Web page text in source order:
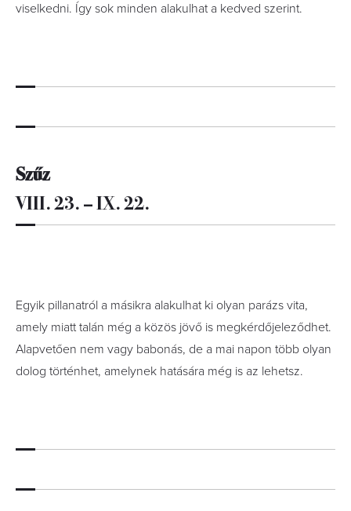
viselkedni. Így sok minden alakulhat a kedved szerint.
Szűz
VIII. 23. – IX. 22.
Egyik pillanatról a másikra alakulhat ki olyan parázs vita,
amely miatt talán még a közös jövő is megkérdőjeleződhet.
Alapvetően nem vagy babonás, de a mai napon több olyan
dolog történhet, amelynek hatására még is az lehetsz.